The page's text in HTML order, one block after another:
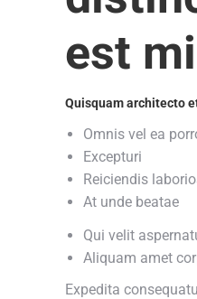
est
Quisquam architecto
Omnis vel ea
Excepturi
Reiciendis
At unde beatae
Qui velit
Aliquam amet
Expedita